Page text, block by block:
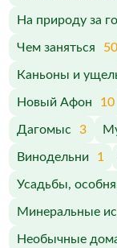
На природу за
Чем заняться 50
Каньоны и
Новый Афон 10
Дагомыс 3
Винодельни 1
Усадьбы,
Минеральные
Необычные